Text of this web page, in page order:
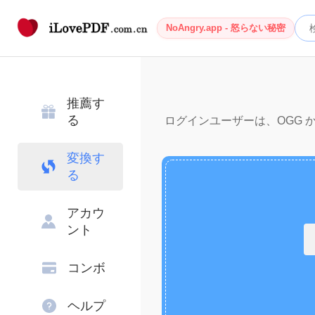
NoAngry.app - 怒らない秘密
推薦す
る
変換す
る
アカウ
ント
コンボ
ヘルプ
ログインユーザーは、OGG